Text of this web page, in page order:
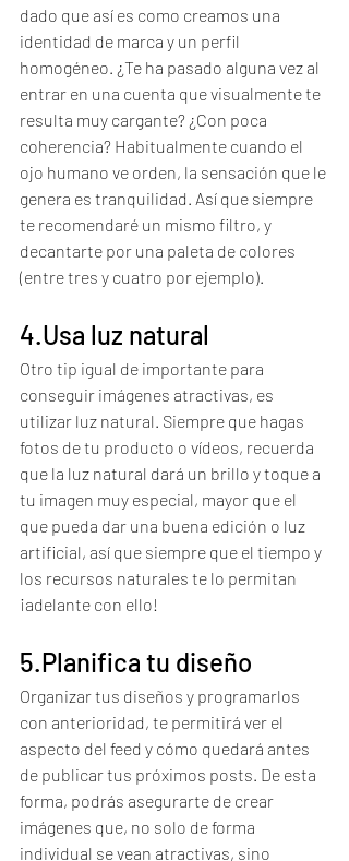
dado que así es como creamos una
identidad de marca y un perfil
homogéneo. ¿Te ha pasado alguna vez al
entrar en una cuenta que visualmente te
resulta muy cargante? ¿Con poca
coherencia? Habitualmente cuando el
ojo humano ve orden, la sensación que le
genera es tranquilidad. Así que siempre
te recomendaré un mismo filtro, y
decantarte por una paleta de colores
(entre tres y cuatro por ejemplo).
4.Usa luz natural
Otro tip igual de importante para
conseguir imágenes atractivas, es
utilizar luz natural. Siempre que hagas
fotos de tu producto o vídeos, recuerda
que la luz natural dará un brillo y toque a
tu imagen muy especial, mayor que el
que pueda dar una buena edición o luz
artificial, así que siempre que el tiempo y
los recursos naturales te lo permitan
¡adelante con ello!
5.Planifica tu diseño
Organizar tus diseños y programarlos
con anterioridad, te permitirá ver el
aspecto del feed y cómo quedará antes
de publicar tus próximos posts. De esta
forma, podrás asegurarte de crear
imágenes que, no solo de forma
individual se vean atractivas, sino